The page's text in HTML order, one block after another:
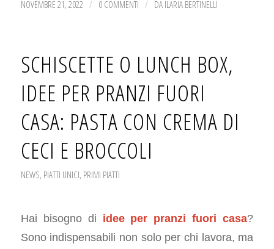
NOVEMBRE 21, 2022 / 0 COMMENTI / DA ILARIA BERTINELLI
SCHISCETTE O LUNCH BOX,
IDEE PER PRANZI FUORI
CASA: PASTA CON CREMA DI
CECI E BROCCOLI
NEWS, PIATTI UNICI, PRIMI PIATTI
Hai bisogno di idee per pranzi fuori casa?
Sono indispensabili non solo per chi lavora, ma